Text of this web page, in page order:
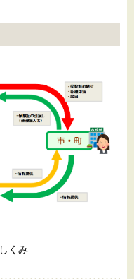
くみ